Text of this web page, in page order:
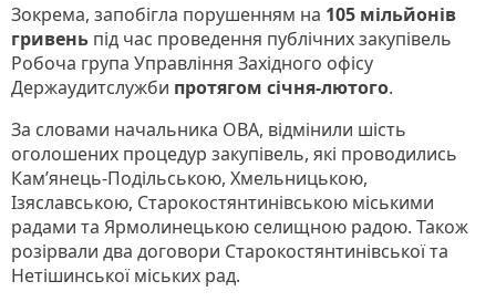
Зокрема, запобігла порушенням на 105 мільйонів
гривень під час проведення публічних закупівель
Робоча група Управління Західного офісу
Держаудитслужби протягом січня-лютого.
За словами начальника ОВА, відмінили шість
оголошених процедур закупівель, які проводились
Кам’янець-Подільською, Хмельницькою,
Ізяславською, Старокостянтинівською міськими
радами та Ярмолинецькою селищною радою. Також
розірвали два договори Старокостянтинівської та
Нетішинської міських рад.